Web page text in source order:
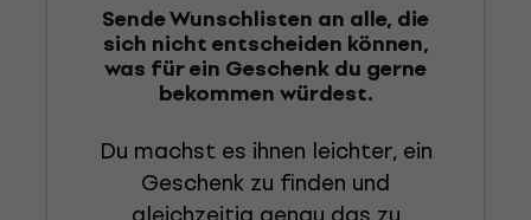
Sende Wunschlisten an alle, die
sich nicht entscheiden können,
was für ein Geschenk du gerne
bekommen würdest.
Du machst es ihnen leichter, ein
Geschenk zu finden und